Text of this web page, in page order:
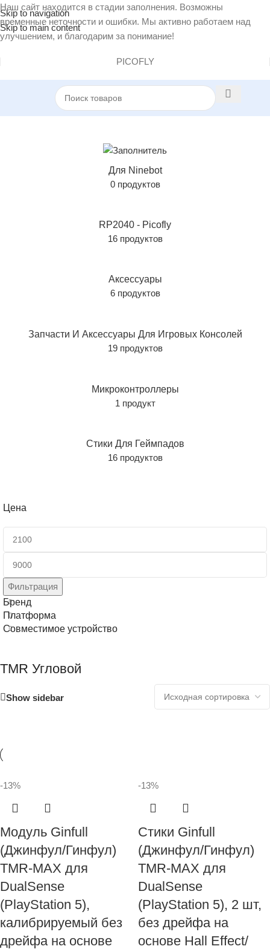
Skip to navigation
Skip to main content
Наш сайт находится в стадии заполнения. Возможны
временные неточности и ошибки. Мы активно работаем над
улучшением, и благодарим за понимание!
PICOFLY
Товар Технология TMR/TMR Угловой
Для Ninebot
0 продуктов
RP2040 - Picofly
16 продуктов
Аксессуары
6 продуктов
Запчасти И Аксессуары Для Игровых Консолей
19 продуктов
Микроконтроллеры
1 продукт
Стики Для Геймпадов
16 продуктов
Цена
Фильтрация
Бренд
Платформа
Совместимое устройство
TMR Угловой
Show sidebar
-13%
Модуль Ginfull
(Джинфул/Гинфул)
TMR-MAX для
DualSense
(PlayStation 5),
калибрируемый без
дрейфа на основе
-13%
Стики Ginfull
(Джинфул/Гинфул)
TMR-MAX для
DualSense
(PlayStation 5), 2 шт,
без дрейфа на
основе Hall Effect/